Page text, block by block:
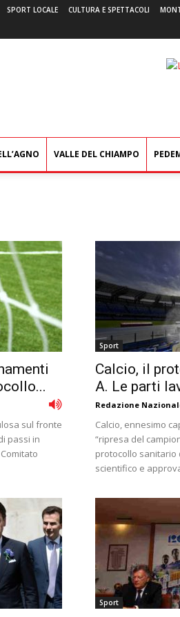
SPORT LOCALE CULTURA E SPETTACOLI
VALLE DEL CHIAMPO
sul fronte
passi in
Sport
Calcio, il
A. Le parti
Redazione
Calcio, ennesimo
“ripresa del
protocollo sanitario
scientifico e
Sport